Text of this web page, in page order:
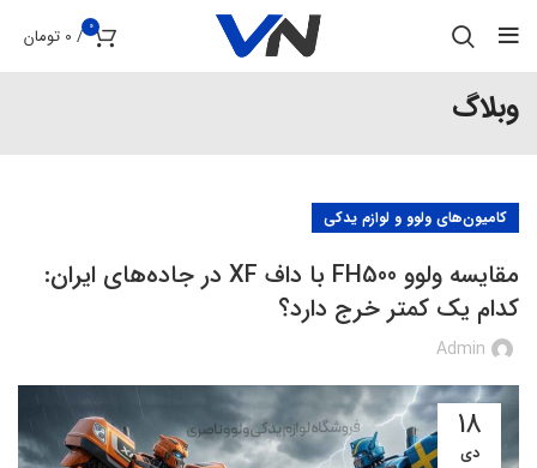
0
/
0 تومان
وبلاگ
کامیون‌های ولوو و لوازم یدکی
مقایسه ولوو FH500 با داف XF در جاده‌های ایران:
کدام یک کمتر خرج دارد؟
Admin
18
دی